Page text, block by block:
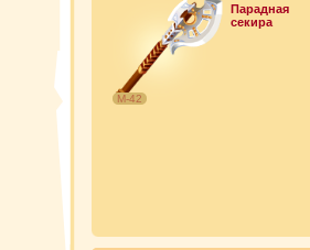
М-42
Парадная
секира